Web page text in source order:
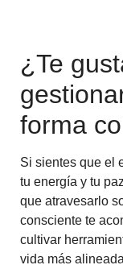
¿Te
forma
Si sientes que el
tu energía y tu
que atravesarlo
consciente te
cultivar
vida más